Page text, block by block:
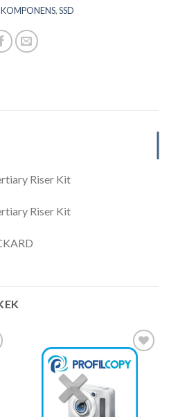
KOMPONENS,SSD
Riser Kit
Riser Kit
Kedvencekhez